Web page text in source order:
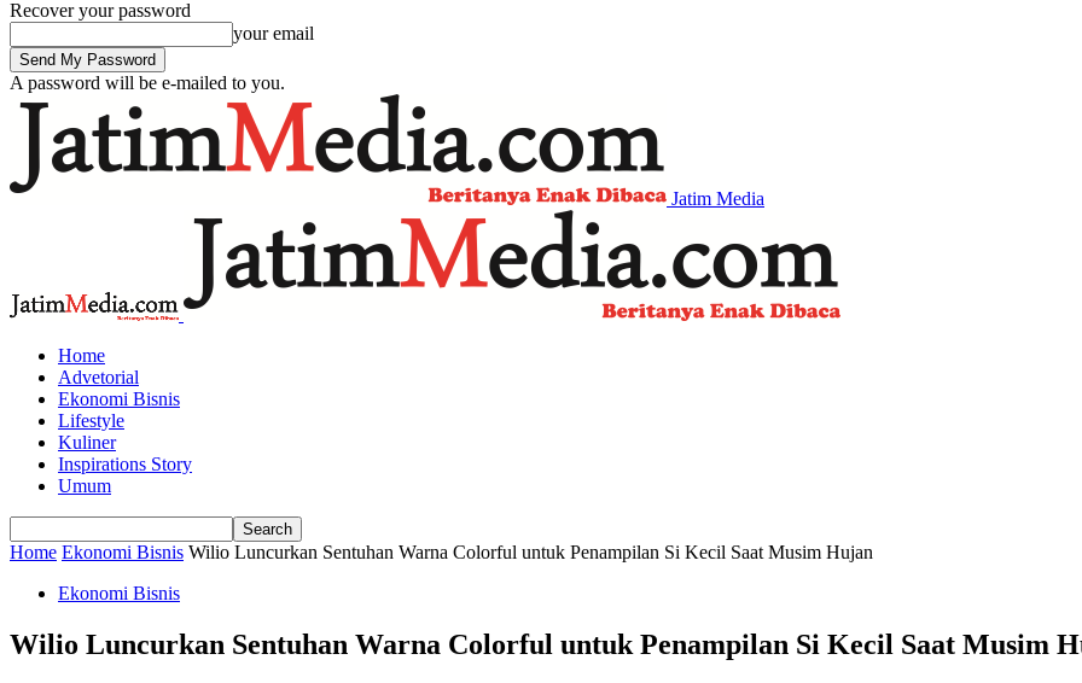
Recover your password
your email
A password will be e-mailed to you.
Jatim Media
Home
Advetorial
Ekonomi Bisnis
Lifestyle
Kuliner
Inspirations Story
Umum
Home Ekonomi Bisnis Wilio Luncurkan Sentuhan Warna Colorful untuk Penampilan Si Kecil Saat Musim Hujan
Ekonomi Bisnis
Wilio Luncurkan Sentuhan Warna Colorful untuk Penampilan Si Kecil Saat Musim